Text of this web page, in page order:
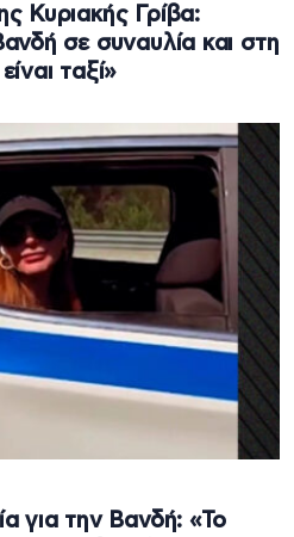
Κυριακής Γρίβα:
σε συναυλία και στη
ταξί»
για την Βανδή: «Το